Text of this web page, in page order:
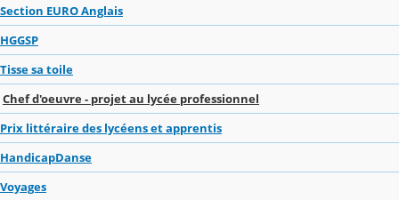
Section EURO Anglais
HGGSP
Tisse sa toile
Chef d'oeuvre - projet au lycée professionnel
Prix littéraire des lycéens et apprentis
HandicapDanse
Voyages